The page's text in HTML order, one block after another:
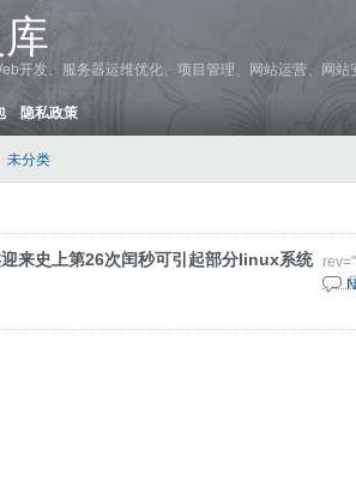
开发、服务器运维优化、项目管理、网站运营、网
隐私政策
未分类
来史上第26次闰秒可引起部分linux系统
8 6